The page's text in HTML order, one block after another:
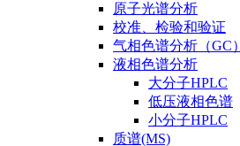
原子光谱分析
校准、检验和验证
气相色谱分析（GC）
液相色谱分析
大分子HPLC
低压液相色谱
小分子HPLC
质谱(MS)